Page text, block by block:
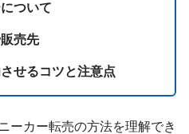
ついて
売先
せるコツと注意点
ーカー転売の方法を理解でき